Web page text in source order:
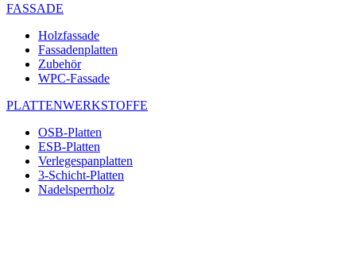
FASSADE
Holzfassade
Fassadenplatten
Zubehör
WPC-Fassade
PLATTENWERKSTOFFE
OSB-Platten
ESB-Platten
Verlegespanplatten
3-Schicht-Platten
Nadelsperrholz